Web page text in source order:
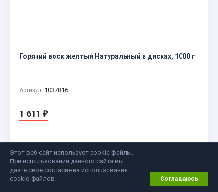
Горячий воск желтый Натуральный в дисках, 1000 г
Артикул: 1037816
1 611 ₽
Этот веб-сайт использует cookie-файлы.
При использовании данного сайта вы
даете свое согласие на использование
cookie-файлов.
Соглашаюсь